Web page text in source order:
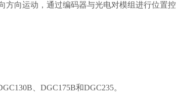
方向运动，通过编码器与光电对模组进行位置控
、DGC175B和DGC235。